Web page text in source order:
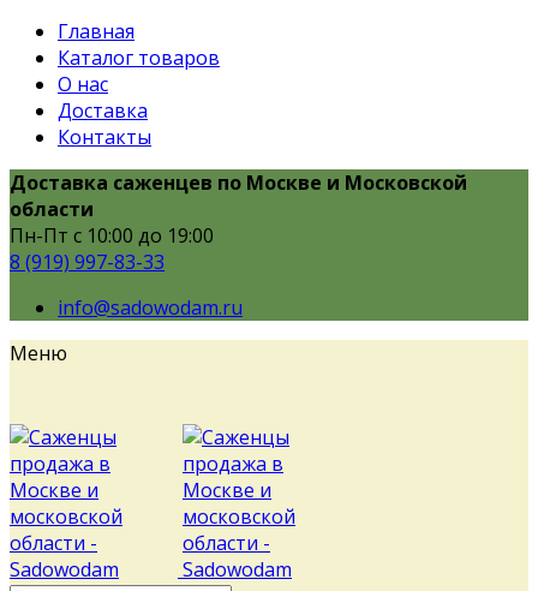
Главная
Каталог товаров
О нас
Доставка
Контакты
Доставка саженцев по Москве и Московской
области
Пн-Пт с 10:00 до 19:00
8 (919) 997-83-33
info@sadowodam.ru
Меню